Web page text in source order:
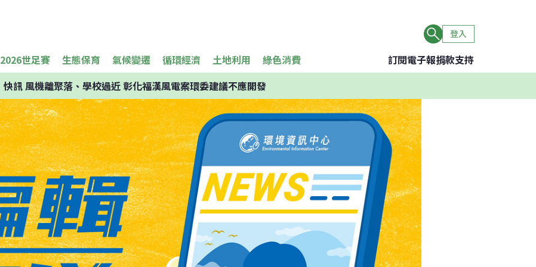
登入
2026世足賽 生態保育 氣候變遷 循環經濟 土地利用 綠色消費 訂閱電子報捐款支持
快訊風機離聚落、學校過近 彰化福漢風電案環委建議不應開發